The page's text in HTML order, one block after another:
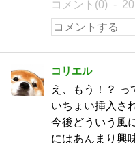
コメント(0)
コリエル
え、もう！？ っ
いちょい挿入さ
今後どういう風
にはあんまり興